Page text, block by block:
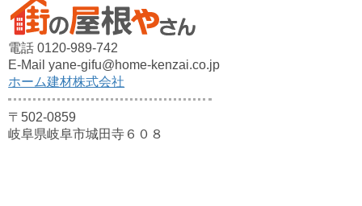
電話 0120-989-742
E-Mail yane-gifu@home-kenzai.co.jp
ホーム建材株式会社
〒502-0859
岐阜県岐阜市城田寺６０８